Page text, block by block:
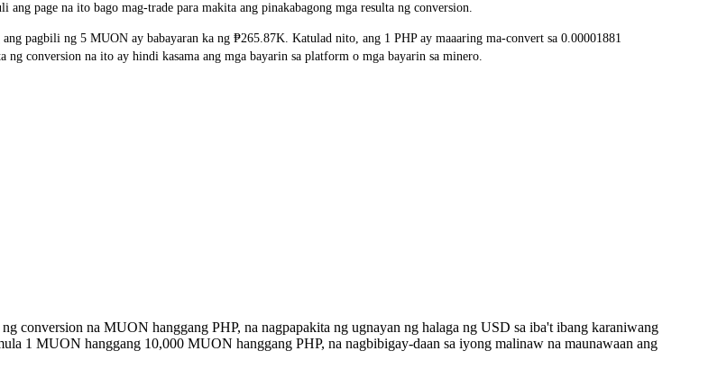
page na ito bago mag-trade para makita ang pinakabagong mga resulta ng conversion.
pagbili ng 5 MUON ay babayaran ka ng ₱265.87K. Katulad nito, ang 1 PHP ay maaaring ma-convert sa 0.00001881
conversion na ito ay hindi kasama ang mga bayarin sa platform o mga bayarin sa minero.
conversion na MUON hanggang PHP, na nagpapakita ng ugnayan ng halaga ng USD sa iba't ibang karaniwang
1 MUON hanggang 10,000 MUON hanggang PHP, na nagbibigay-daan sa iyong malinaw na maunawaan ang